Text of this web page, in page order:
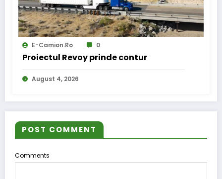
E-Camion.ro 0
Proiectul Revoy prinde contur
August 4, 2026
POST COMMENT
Comments